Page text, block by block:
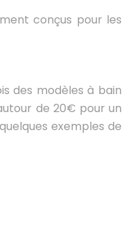
conçus pour les
des modèles à bain
de 20€ pour un
exemples de